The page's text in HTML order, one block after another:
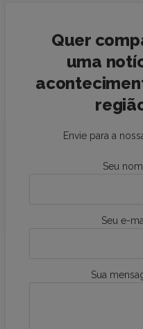
Quer
uma
Envie para a
Seu
Seu e-
Sua